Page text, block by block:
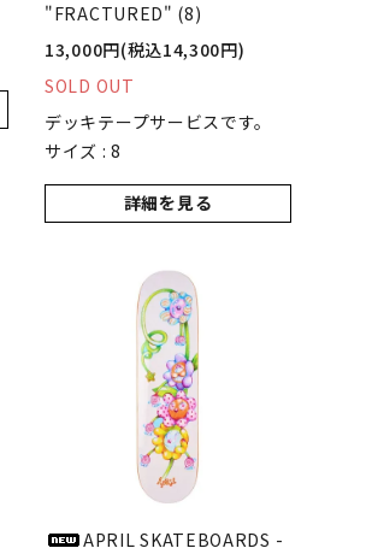
"FRACTURED" (8)
13,000円(税込14,300円)
SOLD OUT
デッキテープサービスです。
サイズ : 8
詳細を見る
APRIL SKATEBOARDS -